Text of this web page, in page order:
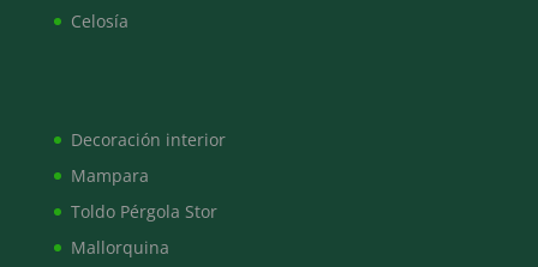
Celosía
Decoración interior
Mampara
Toldo Pérgola Stor
Mallorquina